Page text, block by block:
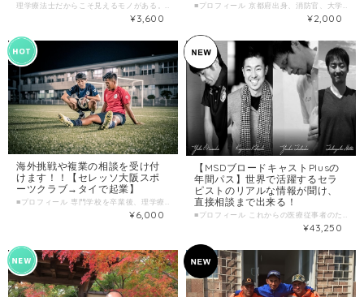
理学療法士だからこそ見えるモノがある。 5年後、10年後、さらにもっと先の身体の変化を見越して指導する。身体を知れば知るほど、見えてくるその人だけの最高のパフォーマンスがある。 はじめまして、オランダ在住ヨガインストラクターのKoumei （コウメイ）です。 yogaをライフワークとしてレッスンやイベント・Yoga講師（解剖学・運動学・生理学・心理学・哲学・シニア・キッズ等）、また動作分析・動作教育の専門家として超有名アーティスト、世界チャンピオンアスリート、バレエダンサーの動作分析改善指導やプライベートコーチから障害者・障害児のリハビリテーション、さらにはスペシャリスト指導者養成講座主宰、指導者力向上の為のsessionも定期開催し後進育成にも力を入れています。 現在ネットを中心に国境を飛び越え世界中の人とオンラインでつながり、 プライベートレッスンなどを行っています。 今回、オンライン実施している中で人気のある「寺子屋koumei」の、 QAコーナーを今回特別に「30分質問し放題」で提供します。 みなさんから注文いただけるのをオランダで待ってます！ ▼オンライン寺子屋Koumei のQ＆A 実施風景動画 https://youtu.be/wP_zaY3DkGU （質問実施例） 【Q1】歳をとると背が低くなるのは背骨の間のが少なくなるかららしいですがヨガで少しでも改善する方法はありますか？猫背予防の動きとか？ 【Q２】足の甲をひねってしまいました。歩くたびにぽきっと言ったりします。骨がずれたのでしょうか。 【Q３】娘が椅子に座る時に足を組むくせがついて困っています。どんな悪影響があるかご指導頂きたいです。 【Q４】腰痛予防ヨガでお尻の筋肉をたくさん使いました。お尻を緩めるためには大殿筋など外側に筋肉をたくさん使ってから緩めるのがいいのですか？ 【Q５】今日受けたレッスンでゴームカアーサナの上になる手（背中で手をつなぐ）の脇の下を、ベロンと伸ばさないよう（くぼませるように）言われたのですが肩を安定させるためかなと理解しましたがどうでしょうか？？ 【Q６】脚を開いて 腰を落としていく 四股ふみをして股関節を開いていくとお尻がつりそうになることがあります。どのようにすれば良いですか？ 【Q７】手の指は鳴らさない方が良いけれど、足指は鳴らしてももいいと聞いたことがあります、何か理由がありますか？ ■わたしのプロフィール＆複業 【資格】ヨガインストラクター/理学療法士/健康運動指導士/介護予防運動指導士 yogaをライフワークとしてレッスンやイベント・Yoga講師（解剖学・運動学・生理学・心理学・哲学・シニア・キッズ等）、また動作分析・動作教育の専門家として超有名アーティスト、世界チャンピオンアスリート、バレエダンサーの動作分析改善指導やプライベートコーチから障害者・障害児のリハビリテーション、さらにはスペシャリスト指導者養成講座主宰、指導者力向上の為のsessionも定期開催し後進育成にも力を入れている。 クリスタルシンギングボウル奏者(Clair/クレール）としてFirst Album 『音霊 Full Moon』をリリースし活動中。 ▼Koumei Yoga Clinic https://koumei.yoga/■時間内に提供できること ▷Shopifyでオンラインショップ制作 ＊テーマカスタマイズを使ったストア構築 10万円 ・ブランドにあったテーマの選定 ・サイト基本情報設定 ・商品の登録代行（上限５） ・運用サポート ＊オプションで ・会員登録機能 ・SNS連携 (Instagram、FaceBookのストア販売が可能) ・商品の登録代行 などがあり応相談です。（Shopifyに月3000円かかります。） お気軽にご相談、ご質問くださいませ！ ■こんな人におすすめ ●目覚め、寝起きが悪い方 ●肩こり、腰痛、骨盤の歪みが気になる方 ●集中力を高めたい方 ●代謝をあげたい方、デトックスしたい方 ●多忙な方、ストレスを抱えている方 ●むくみ、だるさ、筋肉痛が気になる方 ●ハードな運動が苦手な方 ●柔軟性を高めたい方 ●リラックスしたい方 ●内蔵機能を高めたい方（腸活） ●ダイエットしたい方 ●ホルモンバランスを整えたい方 ●ヨガに興味がある、ヨガをはじめてみたい方 ■当日の流れとスケジュール ページタイトル案① 料金設定ください→ ●円 /回 1 簡単にお互い自己紹介 2 内容ヒアリング 3 QAタイム ページタイトル案② 料金設定ください→ ●円 /回 〈レッスン内容〉 ・5分 ：呼吸法 ・20分 ：簡単なストレッチ＆ヨガポーズ ・5分 ：おやすみのポーズ ■調整可能な曜日・時間帯 時間帯ご希望の場合調整しますのでお気軽にご相談ください ＊当日のお申し込みはご遠慮ください。 ７日前以上の余裕を持った日時で、ご希望日時を３つほどお知らせください。 （送信欄）＝＝＝＝＝＝＝＝＝＝＝＝ 第一希望：●月●日●曜日 ●時●分～●時●分 第二希望：●月●日●曜日 ●時●分～●時●分 第三希望：●月●日●曜日 ●時●分～●時●分 ＝＝＝＝＝＝＝＝＝＝＝＝＝＝＝＝＝ ■オンライン対応について ZOOM ■販売金額:3600円/回（税込） ■1回のサービス提供時間 30分/回 ■販売に関する備考 サービス提供時間は、初回ヒアリングを目安に記載しております。 ご相談や修正の為のコンタクトなどは、何度でもご連絡頂けます。 印刷も希望される場合は印刷＋送料が別途かかります。 ■サービス提供エリア オンラインで打ち合わせが可能であれば全国各地可能です。
¥3,600
■プロフィール 京都府出身、消防官、大学教員（博士（医学）、修士）を経て、現在、病院勤務で救急救命士、社会福祉士、お坊さん、NPO法人日本国際救急救助技術支援会（JPR）元理事長と、パラレルキャリアの諌山憲司（いさやま けんじ）です。 学生時代も含め、子供のころからスポーツばかりの思い出です。脳みそも筋肉？と言われるほど・・・社会人になってからは、スポーツだけでは、成長の限界を感じ、茶道や陶芸、書道、ミュージカル鑑賞など、文化・芸術的なことも好むようになりました・・・ 消防時代は、救助隊員・救急救命士として、大小様々な緊急・災害現場の最前線で19年間活躍しました。その後、大学教員として、救急救命学の教育指導、コミュニティ防災などの研究の後、現在は医療機関で勤務、大学の客員准教授としても学術活動を継続しています。 これまで、救急救助の実践と研究から命を見つめてきましたが、救命だけでは偏っているると考え、これからは生老病死の人生において、死から「いのち」を見つめる導師となるべく活動しています。 同志が集い、小さな力が大きな力となり、無明を打破し、灯明となる。「じぶんはけん」では、皆さんといっしょに、そんな共創活動を行っていきたいと思っています。 ■活動実績はこちら クラウドファンディングにて851,000円支援金を集める 「防ぎえる外傷死。ラオスの救急隊へ病院前救護の知識と技術を」 https://readyfor.jp/projects/laoredcross119jpr ■わたしの複業 ①消防官（火災・消防・救助・救急）、救急なんでも相談、防災相談 ②国際技術支援協力（支援国：ラオス、アルメニア、カンボジア、インドネシアなど） ③目指している共創活動 ・人生の最終段階のあり方：終活・ACP（人生会議） ・宇宙観・自然観・死生観・スピリチュアル・生態系 ・人生100年時代の生き方（ライフ・シフト / プロティアン・キャリア） ・持続的レジリエントな社会に向けて（SDGs / EcoｰDRR) ・アジア・アフリカ医療福祉展開（2025年大阪・関西万博） ・コミュニティ救急救命士（関西医療福祉連携） ④趣味：焚火デス（焚火をしながら死生観について語り合う）、掃除 ⑤好きなこと：密教、仏教、登山、キャンプ、旅行 ■時間内に提供できること やるからには続けないといけない！！と固くならずに、 ゆる～い複業のはじめ方をいっしょに考えましょう。 「3日坊主」でもいいんです。何かに挑戦することに価値があります。 ■ こんな人におすすめ ・3日は続くが4日目に違うことを思いつく方 ・持続性に欠ける方 ・多動で落ち着きのない方 ・引きこもりがちな方 ・ゆるく複業に興味のある方 ■ 当日の流れとスケジュール 〇オンラインの場合（LINEやZOOMやスカイプ）を使って 〇オフラインの場合 三密を避け、直接会って対面での相談 （例：３０分） 1. 簡単な自己紹介（お互い）：5分 2. 相談内容ヒアリング：20分 3. 個別の質問にお答えします：5分 4. 延長は３０分単位でご相談 希望があれば次回に向けてOK ■ 調整可能な曜日・時間帯 特に制限はありません。スケジュールの調整後、相談させてください。 ※当日のお申し込みはご遠慮ください。 7日前以上の余裕を持った日時で、ご希望日時を3つほどお知らせください。 （送信欄）＝＝＝＝＝＝＝＝＝＝＝＝ 第一希望：●月●日●曜日 ●時●分～●時●分 第一希望：●月●日●曜日 ●時●分～●時●分 第一希望：●月●日●曜日 ●時●分～●時●分 ＝＝＝＝＝＝＝＝＝＝＝＝＝＝＝＝＝ 〇オンライン：オンライン可能な場所 〇直接の面談：カフェなど ■1回のサービス提供時間 ３０分 / 回 オフラインの場合は往復の交通費を別途、当日その場でお支払いください。
¥2,000
海外挑戦や複業の相談を受け付
けます！！【セレッソ大阪スポ
ーツクラブ→タイで起業】
¥6,000
【MSDブロードキャストPlusの
年間パス】世界で活躍するセラ
ピストのリアルな情報が聞け、
直接相談まで出来る！
¥43,250